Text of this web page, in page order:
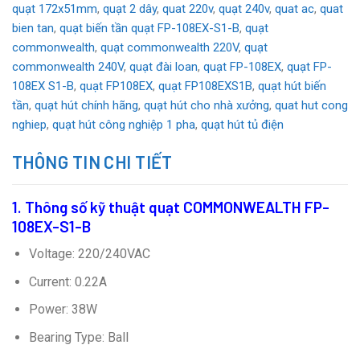
quạt 172x51mm, quạt 2 dây, quat 220v, quạt 240v, quat ac, quat
bien tan, quạt biến tần quạt FP-108EX-S1-B, quạt
commonwealth, quạt commonwealth 220V, quạt
commonwealth 240V, quạt đài loan, quạt FP-108EX, quạt FP-
108EX S1-B, quạt FP108EX, quạt FP108EXS1B, quạt hút biến
tần, quạt hút chính hãng, quạt hút cho nhà xưởng, quat hut cong
nghiep, quạt hút công nghiệp 1 pha, quạt hút tủ điện
THÔNG TIN CHI TIẾT
1. Thông số kỹ thuật quạt COMMONWEALTH FP-
108EX-S1-B
Voltage: 220/240VAC
Current: 0.22A
Power: 38W
Bearing Type: Ball